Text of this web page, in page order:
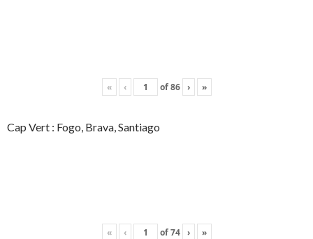
« ‹ of86 › »
Cap Vert : Fogo, Brava, Santiago
« ‹ of74 › »